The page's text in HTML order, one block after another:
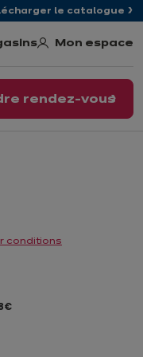
le catalogue
Mon espace
rendez-vous
conditions